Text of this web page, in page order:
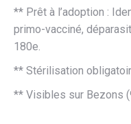
** Prêt à l’adoption :
primo-vacciné,
180e.
** Stérilisation
** Visibles sur Bezons